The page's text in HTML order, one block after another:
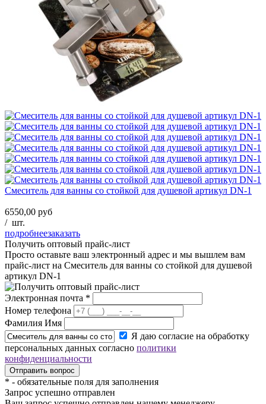
Смеситель для ванны со стойкой для душевой артикул DN-1
6550,00 руб
/ шт.
подробнеезаказать
Получить оптовый прайс-лист
Просто оставьте ваш электронный адрес и мы вышлем вам
прайс-лист на Смеситель для ванны со стойкой для душевой
артикул DN-1
Электронная почта *
Номер телефона
Фамилия Имя
Я даю согласие на обработку
персональных данных согласно политики
конфиденциальности
* - обязательные поля для заполнения
Запрос успешно отправлен